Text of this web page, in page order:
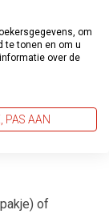
zowel
of
om
te tonen en om u
over de
PAS AAN